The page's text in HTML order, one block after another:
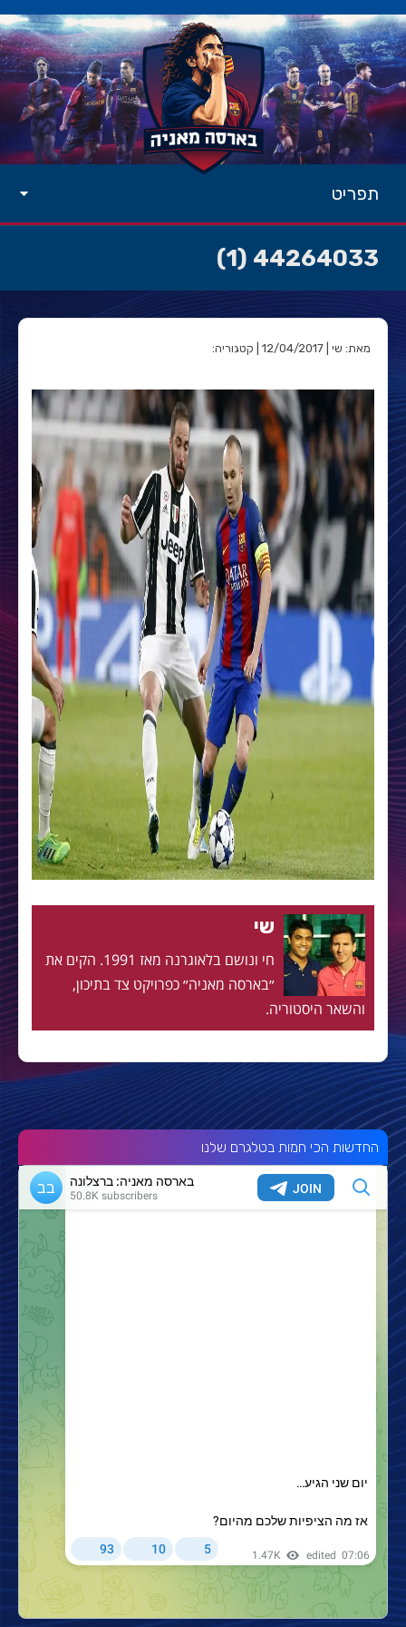
תפריט
44264033 (1)
מאת: שי | 12/04/2017 | קטגוריה:
שי
חי ונושם בלאוגרנה מאז 1991. הקים את
״בארסה מאניה״ כפרויקט צד בתיכון,
והשאר היסטוריה.
החדשות הכי חמות בטלגרם שלנו